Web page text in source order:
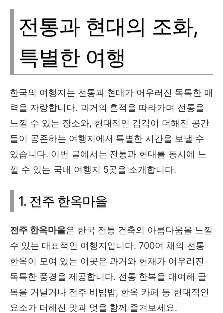
전통과 현대의 조화,
특별한 여행
한국의 여행지는 전통과 현대가 어우러진 독특한 매
력을 자랑합니다. 과거의 흔적을 따라가며 전통을
느낄 수 있는 장소와, 현대적인 감각이 더해진 공간
들이 공존하는 여행지에서 특별한 시간을 보낼 수
있습니다. 이번 글에서는 전통과 현대를 동시에 느
낄 수 있는 국내 여행지 5곳을 소개합니다.
1. 전주 한옥마을
전주 한옥마을은 한국 전통 건축의 아름다움을 느낄
수 있는 대표적인 여행지입니다. 700여 채의 전통
한옥이 모여 있는 이곳은 과거와 현재가 어우러진
독특한 풍경을 제공합니다. 전통 한복을 대여해 골
목을 거닐거나 전주 비빔밥, 한옥 카페 등 현대적인
요소가 더해진 맛과 멋을 함께 즐겨보세요.